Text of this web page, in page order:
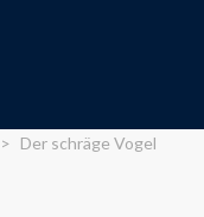
> Der schräge Vogel